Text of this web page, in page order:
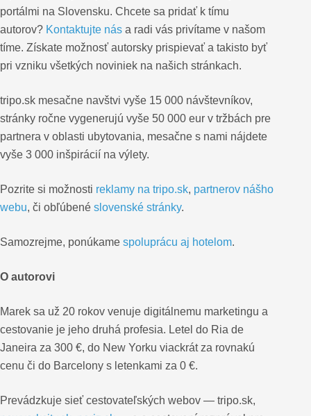
portálmi na Slovensku. Chcete sa pridať k tímu
autorov? Kontaktujte nás a radi vás privítame v našom
tíme. Získate možnosť autorsky prispievať a takisto byť
pri vzniku všetkých noviniek na našich stránkach.
tripo.sk mesačne navštvi vyše 15 000 návštevníkov,
stránky ročne vygenerujú vyše 50 000 eur v tržbách pre
partnera v oblasti ubytovania, mesačne s nami nájdete
vyše 3 000 inšpirácií na výlety.
Pozrite si možnosti reklamy na tripo.sk, partnerov nášho
webu, či obľúbené slovenské stránky.
Samozrejme, ponúkame spoluprácu aj hotelom.
O autorovi
Marek sa už 20 rokov venuje digitálnemu marketingu a
cestovanie je jeho druhá profesia. Letel do Ria de
Janeira za 300 €, do New Yorku viackrát za rovnakú
cenu či do Barcelony s letenkami za 0 €.
Prevádzkuje sieť cestovateľských webov — tripo.sk,